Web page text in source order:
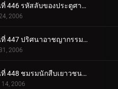
ตอนที่ 446 รหัสลับของประตูศาลเจ้า (ตอนจบ)
2006
ตอนที่ 447 ปริศนาอาชญากรรมครึ่งเดียว
2006
ตอนที่ 448 ชมรมนักสืบเยาวชนกับนกสีฟ้า
14, 2006